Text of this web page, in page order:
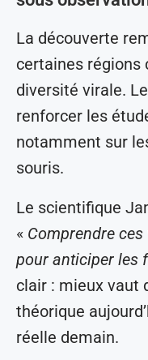
La découverte
certaines régions
diversité virale.
renforcer les
notamment sur
souris.
Le scientifique
« Comprendre
pour anticiper les
clair : mieux vaut
théorique
réelle demain.